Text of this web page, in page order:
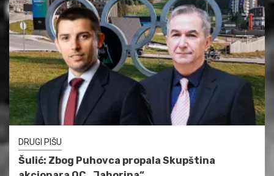
DRUGI PIŠU
Šulić: Zbog Puhovca propala Skupština